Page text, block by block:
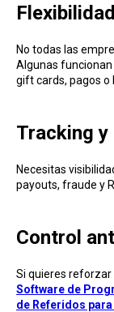
No todas las
Algunas
gift cards, pagos o
Tracking y
Necesitas
payouts, fraude y
Control
Si quieres reforzar
Software de
de Referidos